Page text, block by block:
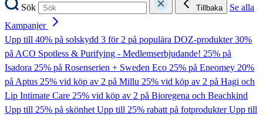
Sök
Tillbaka
Se alla
Kampanjer
Upp till 40% på solskydd 3 för 2 på populära DOZ-produkter30%
på ACO Spotless & Purifying - Medlemserbjudande! 25% på
Isadora 25% på Rosenserien + Sweden Eco 25% på Eneomey 20%
på Aptus 25% vid köp av 2 på Millu 25% vid köp av 2 på Hagi och
Lip Intimate Care 25% vid köp av 2 på Bioregena och Beachkind
Upp till 25% på skönhetUpp till 25% rabatt på fotprodukterUpp till